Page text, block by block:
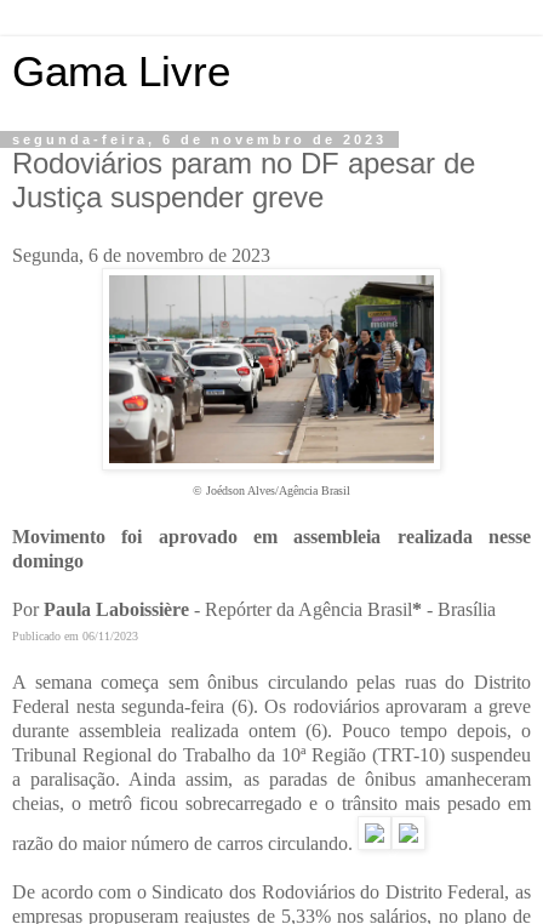
Gama Livre
segunda-feira, 6 de novembro de 2023
Rodoviários param no DF apesar de
Justiça suspender greve
Segunda, 6 de novembro de 2023
© Joédson Alves/Agência Brasil
Movimento foi aprovado em assembleia realizada nesse
domingo
PorPaula Laboissière - Repórter da Agência Brasil* - Brasília
Publicado em 06/11/2023
A semana começa sem ônibus circulando pelas ruas do Distrito
Federal nesta segunda-feira (6). Os rodoviários aprovaram a greve
durante assembleia realizada ontem (6). Pouco tempo depois, o
Tribunal Regional do Trabalho da 10ª Região (TRT-10) suspendeu
a paralisação. Ainda assim, as paradas de ônibus amanheceram
cheias, o metrô ficou sobrecarregado e o trânsito mais pesado em
razão do maior número de carros circulando.
De acordo com o Sindicato dos Rodoviários do Distrito Federal, as
empresas propuseram reajustes de 5,33% nos salários, no plano de